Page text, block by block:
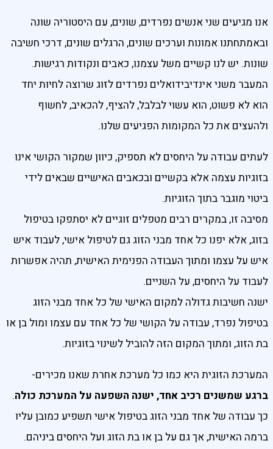
אנו מגיעים שני אנשים נפרדים, שונים, עם היסטוריה שונה
ובאמתחתנו אמונות וערכים שונים, הרגלים שונים, דרכי חשיבה
שונות. יש לנו קשיים משל עצמנו, כאבים ונקודות רגישות.
המעבר משני אינדיבידואלים נפרדים לזוג שרוצה לחיות יחד
הוא לא פשוט, הוא עשוי לבלבל, להציף, להכאיב, לחשוף
ולהעצים את כל המקומות הפגיעים שלנו.
לעתים עבודה על היחסים לא תספיק, כיוון שמקור הקושי אינו
בזוגיות עצמה אלא בקשיים ובכאבים האישיים שבאים לידי
ביטוי מוגבר בתוך הזוגיות.
מסיבה זו, במקרים רבים מטפלים זוגיים לא יסתפקו בטיפול
בזוג, אלא יפנו כל אחד מבני הזוג גם לטיפול אישי, לעבוד איש
איש על עצמו ומתוך העבודה הפנימית האישית, תהיה אפשרות
לעבוד על היחסים, על השניים.
ישנה חשיבות גדולה למקום האישי של כל אחד מבני הזוג
בטיפול נפרד, עבודה על הקושי של כל אחד עם עצמו ומול בן או
בת הזוג, ומתוך המקום הזה להוביל לשינוי בזוגיות.
המערכת הזוגית היא כמו כל מערכת אחרת שאנו מכירים-
ברגע שמשנים רכיב אחד, ישנה השפעה על המערכת כולה.
כך עבודה של אחד מבני הזוג בטיפול אישי תשפיע כמובן עליו
ברמה האישית, אך גם על בן או בת הזוג ועל היחסים ביניהם.